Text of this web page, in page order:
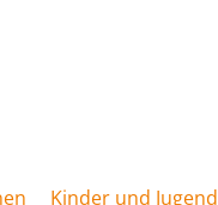
Kinder und Jugend